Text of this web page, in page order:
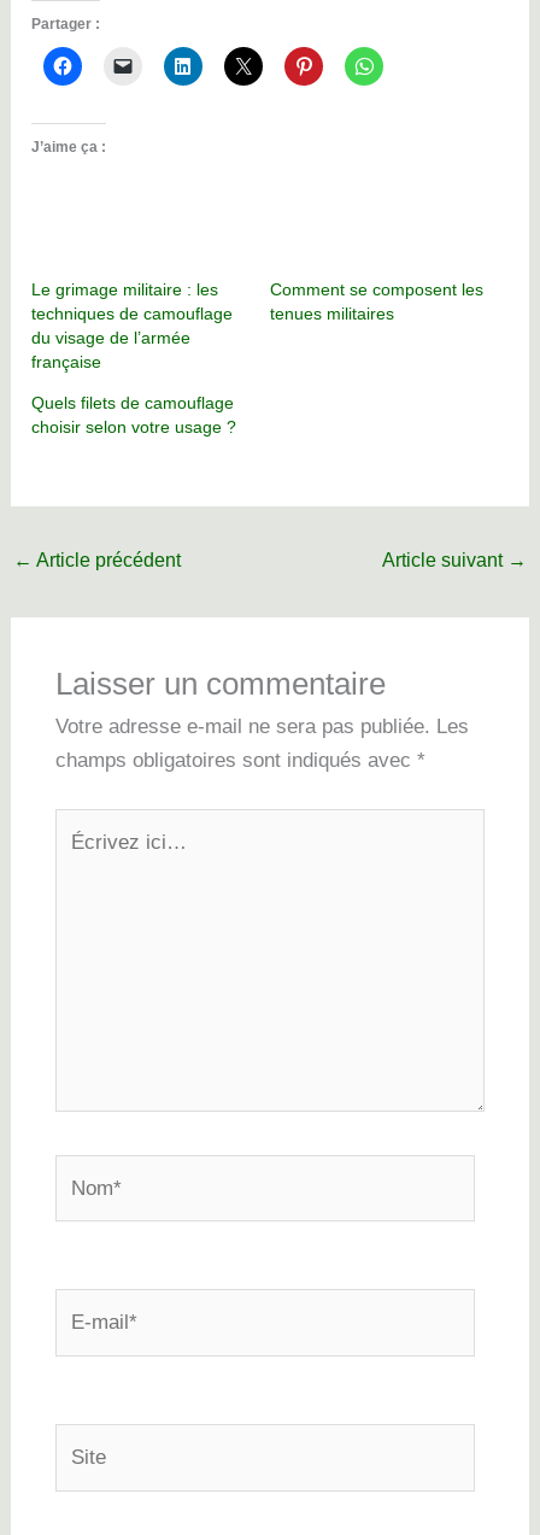
Partager :
J’aime ça :
Le grimage militaire : les
techniques de camouflage
du visage de l’armée
française
Comment se composent les
tenues militaires
Quels filets de camouflage
choisir selon votre usage ?
← Article précédent Article suivant →
Laisser un commentaire
Votre adresse e-mail ne sera pas publiée. Les
champs obligatoires sont indiqués avec *